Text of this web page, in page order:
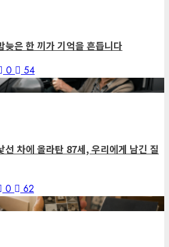
은 한 끼가 기억을 흔듭니다
0
54
차에 올라탄 87세, 우리에게 남긴 질
0
62